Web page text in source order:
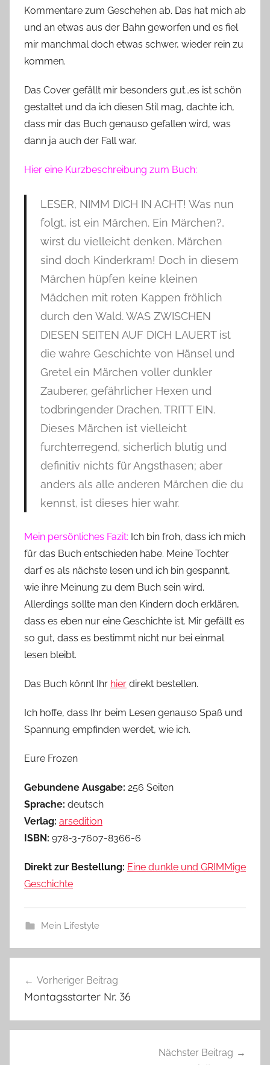
Kommentare zum Geschehen ab. Das hat mich ab
und an etwas aus der Bahn geworfen und es fiel
mir manchmal doch etwas schwer, wieder rein zu
kommen.
Das Cover gefällt mir besonders gut…es ist schön
gestaltet und da ich diesen Stil mag, dachte ich,
dass mir das Buch genauso gefallen wird, was
dann ja auch der Fall war.
Hier eine Kurzbeschreibung zum Buch:
LESER, NIMM DICH IN ACHT! Was nun
folgt, ist ein Märchen. Ein Märchen?,
wirst du vielleicht denken. Märchen
sind doch Kinderkram! Doch in diesem
Märchen hüpfen keine kleinen
Mädchen mit roten Kappen fröhlich
durch den Wald. WAS ZWISCHEN
DIESEN SEITEN AUF DICH LAUERT ist
die wahre Geschichte von Hänsel und
Gretel ein Märchen voller dunkler
Zauberer, gefährlicher Hexen und
todbringender Drachen. TRITT EIN.
Dieses Märchen ist vielleicht
furchterregend, sicherlich blutig und
definitiv nichts für Angsthasen; aber
anders als alle anderen Märchen die du
kennst, ist dieses hier wahr.
Mein persönliches Fazit: Ich bin froh, dass ich mich
für das Buch entschieden habe. Meine Tochter
darf es als nächste lesen und ich bin gespannt,
wie ihre Meinung zu dem Buch sein wird.
Allerdings sollte man den Kindern doch erklären,
dass es eben nur eine Geschichte ist. Mir gefällt es
so gut, dass es bestimmt nicht nur bei einmal
lesen bleibt.
Das Buch könnt Ihr hier direkt bestellen.
Ich hoffe, dass Ihr beim Lesen genauso Spaß und
Spannung empfinden werdet, wie ich.
Eure Frozen
Gebundene Ausgabe: 256 Seiten
Sprache: deutsch
Verlag: arsedition
ISBN: 978-3-7607-8366-6
Direkt zur Bestellung: Eine dunkle und GRIMMige
Geschichte
Mein Lifestyle
Vorheriger Beitrag
Montagsstarter Nr. 36
Nächster Beitrag